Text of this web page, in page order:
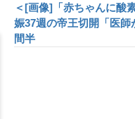
＜[画像]「赤ちゃんに酸
娠37週の帝王切開「医
間半